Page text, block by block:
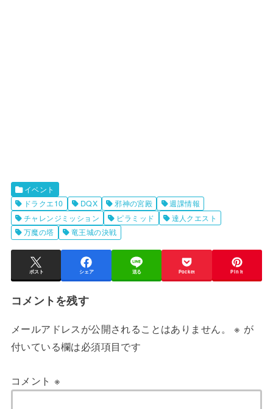
イベント
ドラクエ10
DQX 邪神の宮殿
週課情報
チャレンジミッション
ピラミッド
達人クエスト
万魔の塔
竜王城の決戦
ポスト シェア 送る Pocket Pin it
コメントを残す
メールアドレスが公開されることはありません。 ※ が
付いている欄は必須項目です
コメント ※